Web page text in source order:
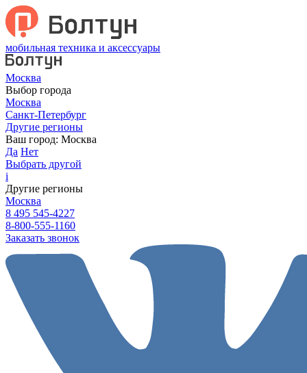
мобильная техника и аксессуары
Москва
Выбор города
Москва
Санкт-Петербург
Другие регионы
Ваш город: Москва
Да Нет
Выбрать другой
i
Другие регионы
Москва
8 495 545-4227
8-800-555-1160
Заказать звонок